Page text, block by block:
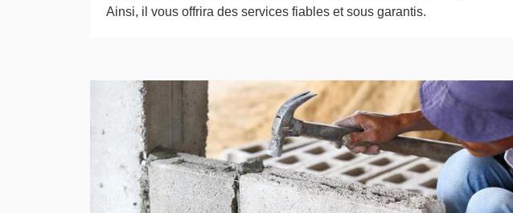
Ainsi, il vous offrira des services fiables et sous garantis.